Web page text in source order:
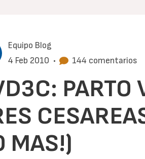
Equipo Blog
4 Feb 2010 • 144 comentarios
PARTO
MAS!)